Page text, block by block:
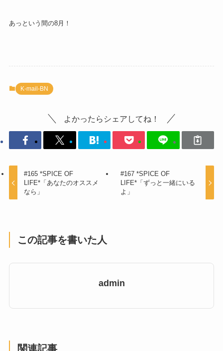
あっという間の8月！
K-mail-BN
よかったらシェアしてね！
#165 *SPICE OF
LIFE*「あなたのオススメ
なら」
#167 *SPICE OF
LIFE*「ずっと一緒にいる
よ」
この記事を書いた人
admin
関連記事